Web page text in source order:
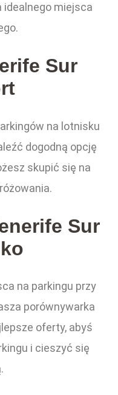
idealnego miejsca
Sur
na lotnisku
dogodną opcję
skupić się na
Sur
na parkingu przy
porównywarka
oferty, abyś
i cieszyć się